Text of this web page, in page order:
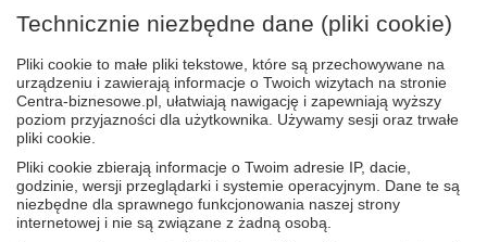
Technicznie niezbędne dane (pliki cookie)
Pliki cookie to małe pliki tekstowe, które są przechowywane na
urządzeniu i zawierają informacje o Twoich wizytach na stronie
Centra-biznesowe.pl, ułatwiają nawigację i zapewniają wyższy
poziom przyjazności dla użytkownika. Używamy sesji oraz trwałe
pliki cookie.
Pliki cookie zbierają informacje o Twoim adresie IP, dacie,
godzinie, wersji przeglądarki i systemie operacyjnym. Dane te są
niezbędne dla sprawnego funkcjonowania naszej strony
internetowej i nie są związane z żadną osobą.